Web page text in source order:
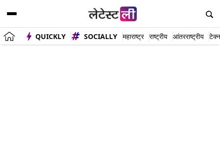
QUICKLY SOCIALLY महाराष्ट्र राष्ट्रीय आंतरराष्ट्रीय